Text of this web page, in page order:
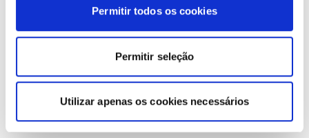
Permitir todos os cookies
Permitir seleção
Utilizar apenas os cookies necessários